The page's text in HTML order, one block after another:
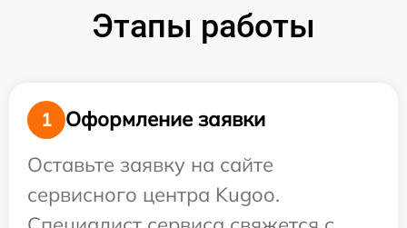
Этапы работы
1
Оформление заявки
Оставьте заявку на сайте
сервисного центра Kugoo.